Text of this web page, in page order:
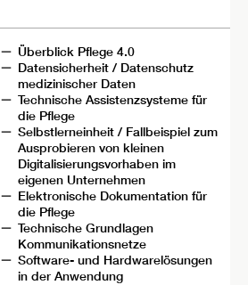
Überblick Pflege 4.0
Datensicherheit / Datenschutz
medizinischer Daten
Technische Assistenzsysteme für
die Pflege
Selbstlerneinheit / Fallbeispiel zum
Ausprobieren von kleinen
Digitalisierungsvorhaben im
eigenen Unternehmen
Elektronische Dokumentation für
die Pflege
Technische Grundlagen
Kommunikationsnetze
Software- und Hardwarelösungen
in der Anwendung